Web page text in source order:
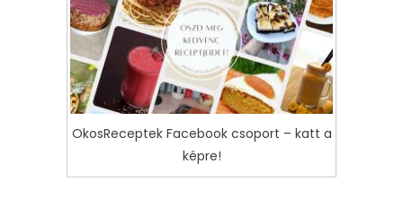
OkosReceptek Facebook csoport – katt a
képre!